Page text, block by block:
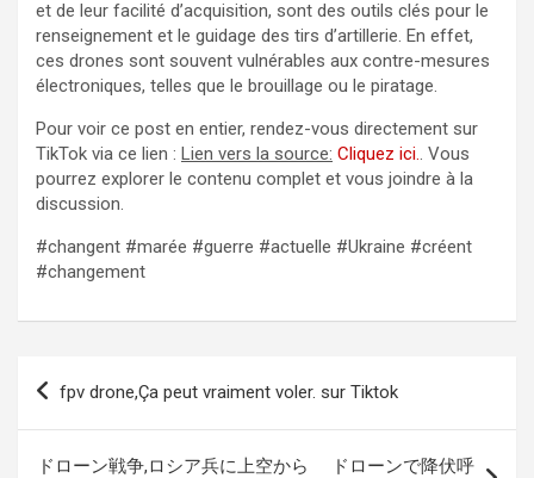
et de leur facilité d’acquisition, sont des outils clés pour le
renseignement et le guidage des tirs d’artillerie. En effet,
ces drones sont souvent vulnérables aux contre-mesures
électroniques, telles que le brouillage ou le piratage.
Pour voir ce post en entier, rendez-vous directement sur
TikTok via ce lien : Lien vers la source: Cliquez ici.. Vous
pourrez explorer le contenu complet et vous joindre à la
discussion.
#changent #marée #guerre #actuelle #Ukraine #créent
#changement
Navigation
l’article
fpv drone,Ça peut vraiment voler. sur Tiktok
ドローン戦争,ロシア兵に上空から ドローンで降伏呼